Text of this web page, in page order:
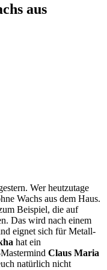
aus
Wer heutzutage
Wachs aus dem Haus.
Beispiel, die auf
Das wird nach einem
eignet sich für Metall-
hat ein
Claus Maria
natürlich nicht